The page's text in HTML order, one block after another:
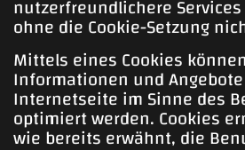
nutzerfreundlichere
ohne die Cookie-Setzung
Mittels eines Cookies
Informationen und
Internetseite im Sinne des
optimiert werden. Cookies
wie bereits erwähnt, die